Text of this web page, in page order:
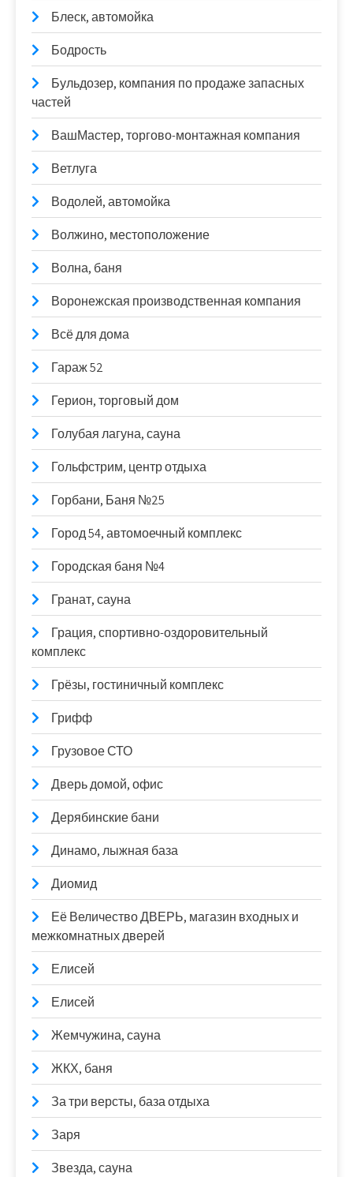
Блеск, автомойка
Бодрость
Бульдозер, компания по продаже запасных
частей
ВашМастер, торгово-монтажная компания
Ветлуга
Водолей, автомойка
Волжино, местоположение
Волна, баня
Воронежская производственная компания
Всё для дома
Гараж 52
Герион, торговый дом
Голубая лагуна, сауна
Гольфстрим, центр отдыха
Горбани, Баня №25
Город 54, автомоечный комплекс
Городская баня №4
Гранат, сауна
Грация, спортивно-оздоровительный
комплекс
Грёзы, гостиничный комплекс
Грифф
Грузовое СТО
Дверь домой, офис
Дерябинские бани
Динамо, лыжная база
Диомид
Её Величество ДВЕРЬ, магазин входных и
межкомнатных дверей
Елисей
Елисей
Жемчужина, сауна
ЖКХ, баня
За три версты, база отдыха
Заря
Звезда, сауна